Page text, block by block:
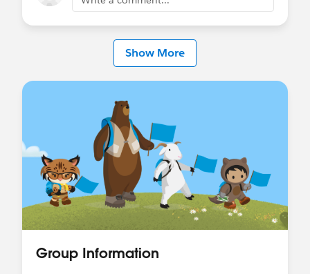
鍵を作成し、DNS サーバーに登録する必要があり
Q8. Sandbox でも対応が必要ですか?
A8:はい、Sandbox ごとに個別のドメイン検証が
必要です。DKIM 鍵と承認済みメールドメインの設
定は Sandbox へはコピーされません。また、
Sandbox をリフレッシュする際は再設定が必要で
す。
Q9. 「組織のアドレス」が検証済みなら大丈夫です
か?
いいえ、本ドメイン検証は「組織のメールアド
レス」の個別検証とは異なります。DKIM または
承認済みメールドメインにとるドメインレベルの
検証が必要です。
Salesforce Platform（Sales Cloud / Service
Cloud 等）
■ 対象外となる機能・サービス
や outlook.com
ルサービスプロバイダーのドメイン
Salesforce Platform 以外の製品（Marketing
Cloud / Account Engagement 等）
Einstein 活動キャプチャ
外部サービス（Gmail / Office 365）を経由し
た送信
（ただし、「Einstein 活動キャプチャ」、「外部サ
ービス（Gmail / Office 365）を経由した送信」を
使用する場合でも、リード、取引先責任者、商
Show More
Group Information